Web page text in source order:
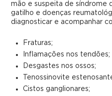
mão e suspeita de síndrome
gatilho e doenças
diagnosticar e acompanhar
Fraturas;
Inflamações nos tendões;
Desgastes nos ossos;
Tenossinovite
Cistos ganglionares;